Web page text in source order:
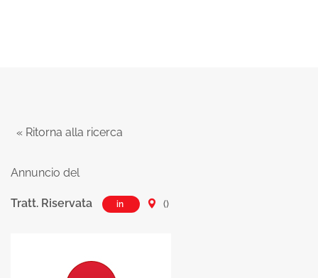
« Ritorna alla ricerca
Annuncio del
Tratt. Riservata in ()